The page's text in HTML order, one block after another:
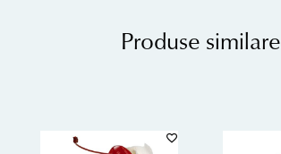
Produse similare